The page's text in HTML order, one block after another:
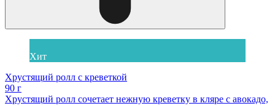
Хит
Хрустящий ролл с креветкой
90 г
Хрустящий ролл сочетает нежную креветку в кляре с авокадо,